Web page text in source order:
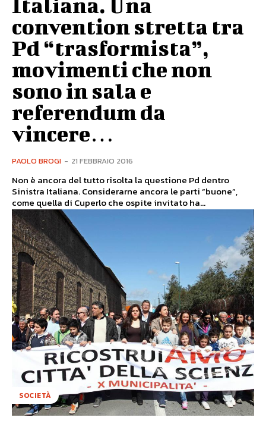
convention stretta tra
Pd “trasformista”,
movimenti che non
sono in sala e
referendum da
vincere…
PAOLO BROGI - 21 FEBBRAIO 2016
Non è ancora del tutto risolta la questione Pd dentro
Sinistra Italiana. Considerarne ancora le parti “buone”,
come quella di Cuperlo che ospite invitato ha...
SOCIETÀ